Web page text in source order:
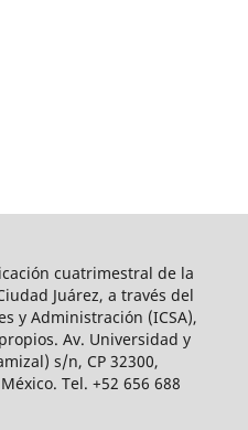
cuatrimestral de la
Juárez, a través del
y Administración (ICSA),
Av. Universidad y
s/n, CP 32300,
Tel. +52 656 688